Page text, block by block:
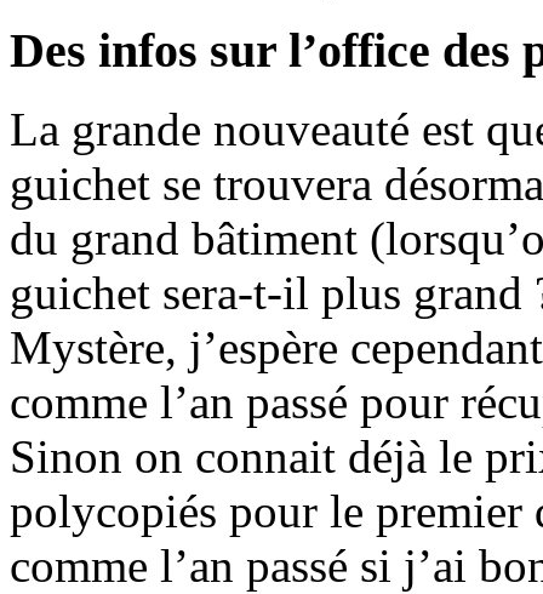
Des infos sur l’office des
La grande nouveauté est
guichet se trouvera
du grand bâtiment
guichet sera-t-il plus
Mystère, j’espère
comme l’an passé pour
Sinon on connait déjà le
polycopiés pour le premier
comme l’an passé si j’ai